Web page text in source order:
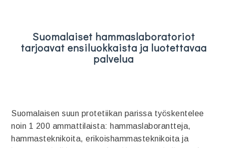
Suomalaiset hammaslaboratoriot
tarjoavat ensiluokkaista ja luotettavaa
palvelua
Suomalaisen suun protetiikan parissa työskentelee
noin 1 200 ammattilaista: hammaslaborantteja,
hammasteknikoita, erikoishammasteknikoita ja